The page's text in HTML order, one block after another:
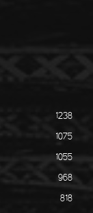
1238
1075
1055
968
818